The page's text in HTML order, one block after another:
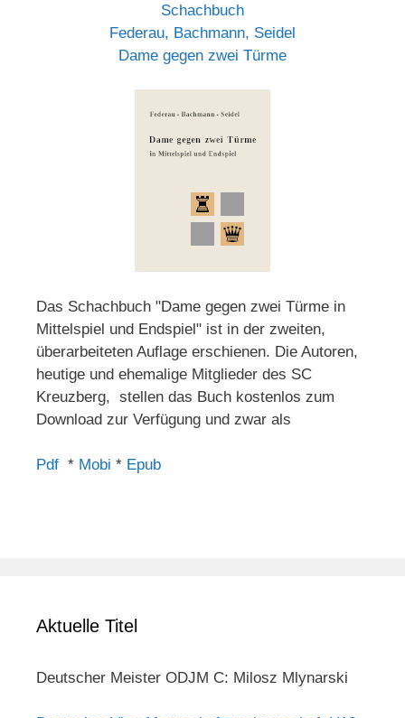
Schachbuch
Federau, Bachmann, Seidel
Dame gegen zwei Türme
Das Schachbuch "Dame gegen zwei Türme in
Mittelspiel und Endspiel" ist in der zweiten,
überarbeiteten Auflage erschienen. Die Autoren,
heutige und ehemalige Mitglieder des SC
Kreuzberg, stellen das Buch kostenlos zum
Download zur Verfügung und zwar als
Pdf * Mobi * Epub
Aktuelle Titel
Deutscher Meister ODJM C: Milosz Mlynarski